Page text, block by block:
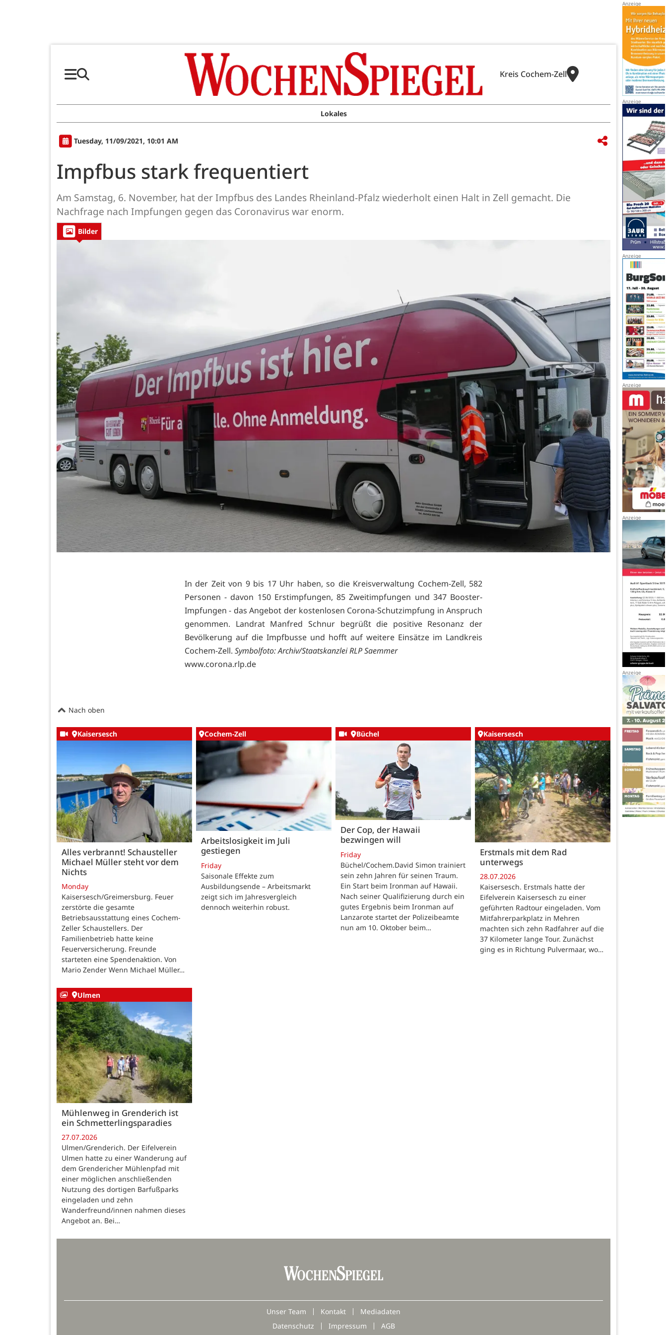
Kreis Cochem-Zell
Lokales
Tuesday, 11/09/2021, 10:01 AM
Impfbus stark frequentiert
Am Samstag, 6. November, hat der Impfbus des Landes Rheinland-Pfalz wiederholt einen Halt in Zell gemacht. Die
Nachfrage nach Impfungen gegen das Coronavirus war enorm.
Bilder
In der Zeit von 9 bis 17 Uhr haben, so die Kreisverwaltung Cochem-Zell, 582
Personen - davon 150 Erstimpfungen, 85 Zweitimpfungen und 347 Booster-
Impfungen - das Angebot der kostenlosen Corona-Schutzimpfung in Anspruch
genommen. Landrat Manfred Schnur begrüßt die positive Resonanz der
Bevölkerung auf die Impfbusse und hofft auf weitere Einsätze im Landkreis
Cochem-Zell. Symbolfoto: Archiv/Staatskanzlei RLP Saemmer
www.corona.rlp.de
Nach oben
Kaisersesch
Alles verbrannt! Schausteller
Michael Müller steht vor dem
Nichts
Monday
Kaisersesch/Greimersburg. Feuer
zerstörte die gesamte
Betriebsausstattung eines Cochem-
Zeller Schaustellers. Der
Familienbetrieb hatte keine
Feuerversicherung. Freunde
starteten eine Spendenaktion. Von
Mario Zender Wenn Michael Müller…
Cochem-Zell
Arbeitslosigkeit im Juli
gestiegen
Friday
Saisonale Effekte zum
Ausbildungsende – Arbeitsmarkt
zeigt sich im Jahresvergleich
dennoch weiterhin robust.
Büchel
Der Cop, der Hawaii
bezwingen will
Friday
Büchel/Cochem.David Simon trainiert
sein zehn Jahren für seinen Traum.
Ein Start beim Ironman auf Hawaii.
Nach seiner Qualifizierung durch ein
gutes Ergebnis beim Ironman auf
Lanzarote startet der Polizeibeamte
nun am 10. Oktober beim…
Kaisersesch
Erstmals mit dem Rad
unterwegs
28.07.2026
Kaisersesch. Erstmals hatte der
Eifelverein Kaisersesch zu einer
geführten Radtour eingeladen. Vom
Mitfahrerparkplatz in Mehren
machten sich zehn Radfahrer auf die
37 Kilometer lange Tour. Zunächst
ging es in Richtung Pulvermaar, wo…
Ulmen
Mühlenweg in Grenderich ist
ein Schmetterlingsparadies
27.07.2026
Ulmen/Grenderich. Der Eifelverein
Ulmen hatte zu einer Wanderung auf
dem Grendericher Mühlenpfad mit
einer möglichen anschließenden
Nutzung des dortigen Barfußparks
eingeladen und zehn
Wanderfreund/innen nahmen dieses
Angebot an. Bei…
Unser Team Kontakt
Mediadaten
Datenschutz
Impressum AGB